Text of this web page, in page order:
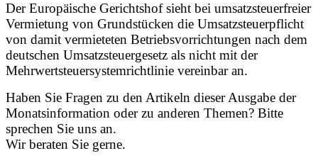
Der Europäische Gerichtshof sieht bei umsatzsteuerfreier
Vermietung von Grundstücken die Umsatzsteuerpflicht
von damit vermieteten Betriebsvorrichtungen nach dem
deutschen Umsatzsteuergesetz als nicht mit der
Mehrwertsteuersystemrichtlinie vereinbar an.
Haben Sie Fragen zu den Artikeln dieser Ausgabe der
Monatsinformation oder zu anderen Themen? Bitte
sprechen Sie uns an.
Wir beraten Sie gerne.